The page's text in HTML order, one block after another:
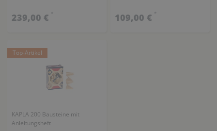
239,00 € * 109,00 € *
Top-Artikel
KAPLA 200 Bausteine mit
Anleitungsheft